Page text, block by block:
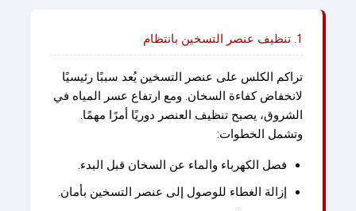
1. تنظيف عنصر التسخين بانتظام
تراكم الكلس على عنصر التسخين يُعد سببًا رئيسيًا
لانخفاض كفاءة السخان. ومع ارتفاع عسر المياه في
الشروق، يصبح تنظيف العنصر دوريًا أمرًا مهمًا.
وتشمل الخطوات:
فصل الكهرباء والماء عن السخان قبل البدء.
إزالة الغطاء للوصول إلى عنصر التسخين بأمان.